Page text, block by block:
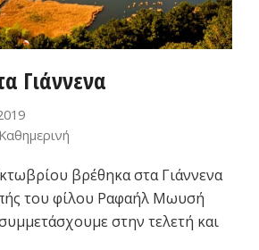
Γιάννενα
Καθημερινή
βρέθηκα στα Γιάννενα
του φίλου Ραφαήλ Μωυσή
στην τελετή και